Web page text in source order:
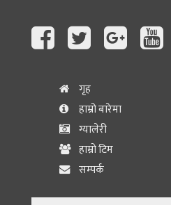
गृह
हाम्रो बारेमा
ग्यालेरी
हाम्रो टिम
सम्पर्क